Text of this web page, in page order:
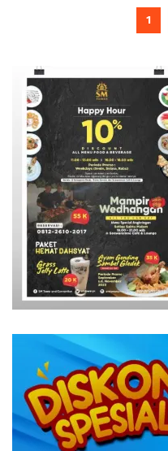
1